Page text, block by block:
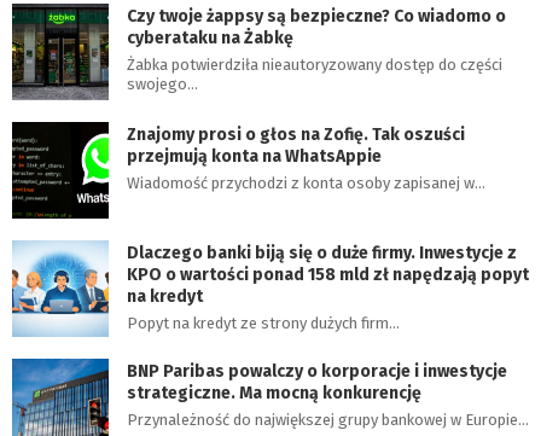
Czy twoje żappsy są bezpieczne? Co wiadomo o
cyberataku na Żabkę
Żabka potwierdziła nieautoryzowany dostęp do części
swojego…
Znajomy prosi o głos na Zofię. Tak oszuści
przejmują konta na WhatsAppie
Wiadomość przychodzi z konta osoby zapisanej w…
Dlaczego banki biją się o duże firmy. Inwestycje z
KPO o wartości ponad 158 mld zł napędzają popyt
na kredyt
Popyt na kredyt ze strony dużych firm…
BNP Paribas powalczy o korporacje i inwestycje
strategiczne. Ma mocną konkurencję
Przynależność do największej grupy bankowej w Europie…